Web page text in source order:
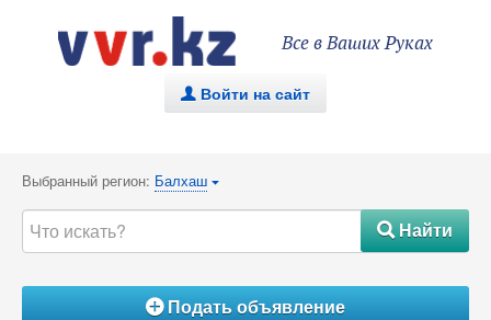
Все в Ваших Руках
. Войти на сайт
Выбранный регион: Балхаш {
#Найти
ÁПодать объявление